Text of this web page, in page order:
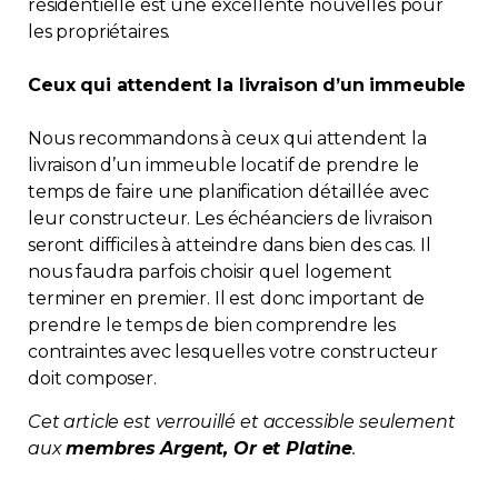
Zone Membres
Français
Contact
Adhésion
résidentielle est une excellente nouvelles pour
les propriétaires.
Ceux qui attendent la livraison d’un immeuble
Nous recommandons à ceux qui attendent la
livraison d’un immeuble locatif de prendre le
temps de faire une planification détaillée avec
leur constructeur. Les échéanciers de livraison
seront difficiles à atteindre dans bien des cas. Il
nous faudra parfois choisir quel logement
terminer en premier. Il est donc important de
prendre le temps de bien comprendre les
contraintes avec lesquelles votre constructeur
doit composer.
Cet article est verrouillé et accessible seulement
auxmembres Argent, Or et Platine.